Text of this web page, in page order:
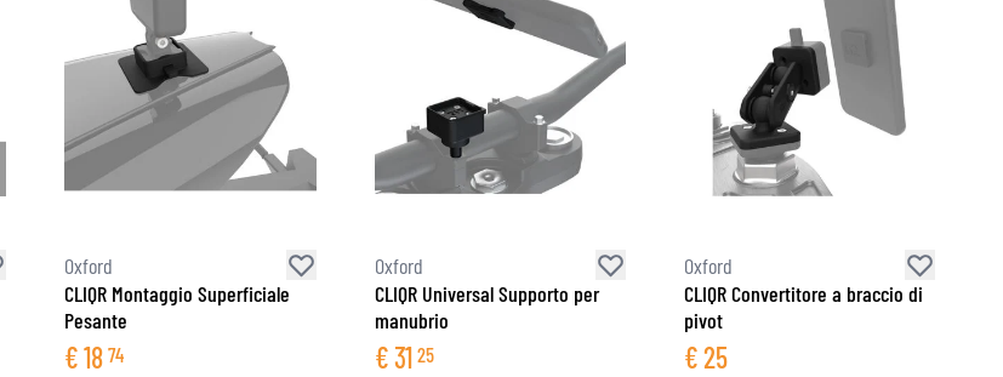
Oxford
CLIQR Montaggio Superficiale
Pesante
€18 74
Oxford
CLIQR Universal Supporto per
manubrio
€31 25
Oxford
CLIQR Convertitore a braccio di
pivot
€25